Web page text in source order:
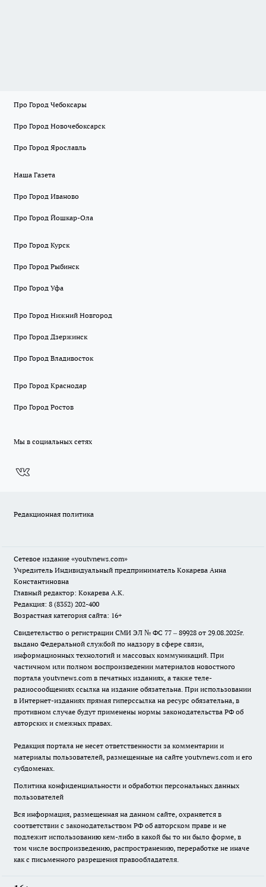
Про Город Чебоксары
Про Город Новочебоксарск
Про Город Ярославль
Наша Газета
Про Город Иваново
Про Город Йошкар-Ола
Про Город Курск
Про Город Рыбинск
Про Город Уфа
Про Город Нижний Новгород
Про Город Дзержинск
Про Город Владивосток
Про Город Краснодар
Про Город Ростов
Мы в социальных сетях
Редакционная политика
Сетевое издание «youtvnews.com»
Учредитель Индивидуальный предприниматель Кокарева Анна
Константиновна
Главный редактор: Кокарева А.К.
Редакция: 8 (8352) 202-400
Возрастная категория сайта: 16+
Свидетельство о регистрации СМИ ЭЛ № ФС 77 – 89928 от 29.08.2025г.
выдано Федеральной службой по надзору в сфере связи,
информационных технологий и массовых коммуникаций. При
частичном или полном воспроизведении материалов новостного
портала youtvnews.com в печатных изданиях, а также теле-
радиосообщениях ссылка на издание обязательна. При использовании
в Интернет-изданиях прямая гиперссылка на ресурс обязательна, в
противном случае будут применены нормы законодательства РФ об
авторских и смежных правах.
Редакция портала не несет ответственности за комментарии и
материалы пользователей, размещенные на сайте youtvnews.com и его
субдоменах.
Политика конфиденциальности и обработки персональных данных
пользователей
Вся информация, размещенная на данном сайте, охраняется в
соответствии с законодательством РФ об авторском праве и не
подлежит использованию кем-либо в какой бы то ни было форме, в
том числе воспроизведению, распространению, переработке не иначе
как с письменного разрешения правообладателя.